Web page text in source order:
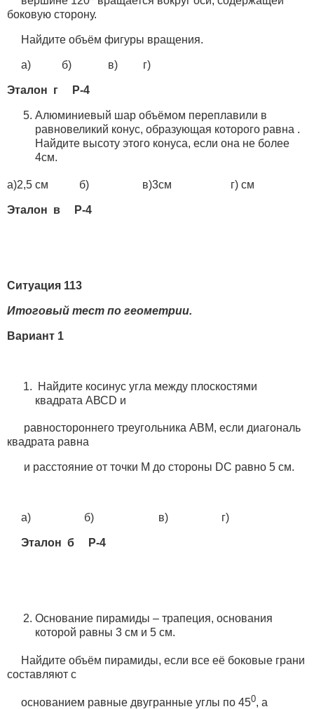
боковую сторону.
Найдите объём фигуры вращения.
а) б) в) г)
Эталон г Р-4
Алюминиевый шар объёмом переплавили в
равновеликий конус, образующая которого равна .
Найдите высоту этого конуса, если она не более
4см.
а)2,5 см б) в)3см г) см
Эталон в Р-4
Ситуация 113
Итоговый тест по геометрии.
Вариант 1
Найдите косинус угла между плоскостями
квадрата АВСD и
равностороннего треугольника АВМ, если диагональ
квадрата равна
и расстояние от точки М до стороны DC равно 5 см.
а) б) в) г)
Эталон б Р-4
Основание пирамиды – трапеция, основания
которой равны 3 см и 5 см.
Найдите объём пирамиды, если все её боковые грани
составляют с
основанием равные двугранные углы по 450, а